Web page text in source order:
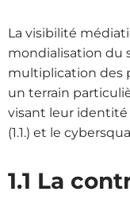
La visibilité
mondialisation du
multiplication des
un terrain
visant leur
(1.1.) et le
1.1 La